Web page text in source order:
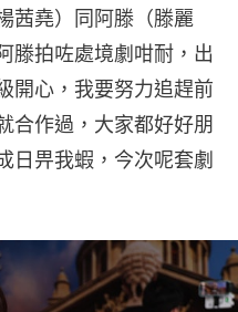
茜堯）同阿滕（滕麗
滕拍咗處境劇咁耐，出
開心，我要努力追趕前
合作過，大家都好好朋
日畀我蝦，今次呢套劇